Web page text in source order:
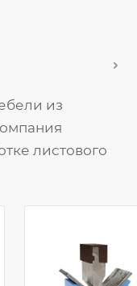
из
листового